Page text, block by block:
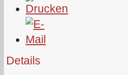
Details